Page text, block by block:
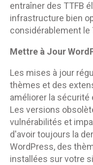
entraîner des TTFB
infrastructure bien
considérablement le
Mettre à Jour
Les mises à jour
thèmes et des
améliorer la
Les versions
vulnérabilités et
d'avoir toujours la
WordPress, des
installées sur votre